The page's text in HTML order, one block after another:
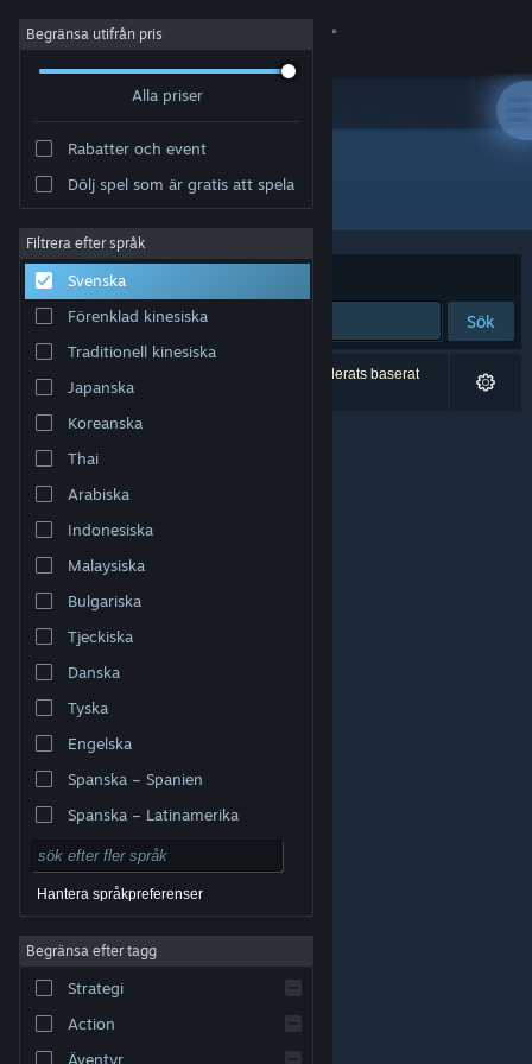
Logga in
Om
Support
Byt språk
Skaffa Steams mobilapp
Se skrivbordswebbplats
varumärken tillhör respektive ägare i USA och andra
Tillgänglighet
Återbetalningar|
Begränsa utifrån pris
Alla priser
Rabatter och event
Dölj spel som är gratis att spela
Filtrera efter språk
Svenska
Förenklad kinesiska
Traditionell kinesiska
Japanska
Koreanska
Thai
Arabiska
Indonesiska
Malaysiska
Bulgariska
Tjeckiska
Danska
Tyska
Engelska
Spanska – Spanien
Spanska – Latinamerika
Hantera språkpreferenser
Begränsa efter tagg
Strategi
Action
Äventyr
Utgivare: Scary Robot
Sortera efter Relevans
Sök
0 träffar matchade din sökning. 2 titlar har exkluderats baserat
på dina preferenser.